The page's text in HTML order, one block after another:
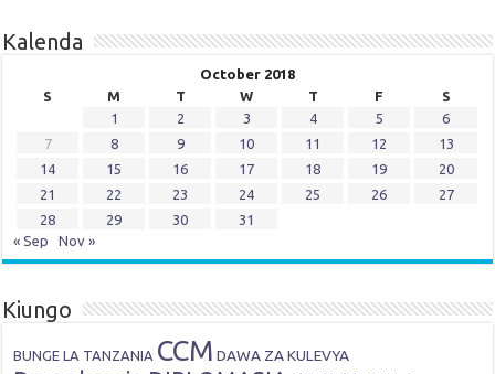
Kalenda
October 2018
S
M T W T F
S
1
2 3 4 5
6
7
8 9 10 11 12
13
14
15 16 17 18 19
20
21
22 23 24 25 26
27
28
29 30
31
« Sep
Nov »
Kiungo
BUNGE LA TANZANIA CCM DAWA ZA KULEVYA